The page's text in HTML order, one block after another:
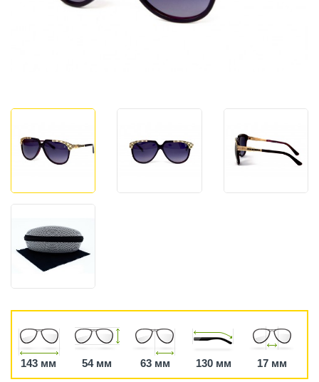
143 мм 54 мм 63 мм 130 мм 17 мм